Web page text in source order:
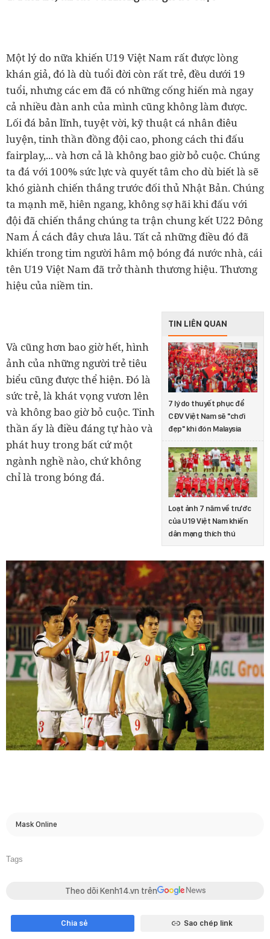
Một lý do nữa khiến U19 Việt Nam rất được lòng
khán giả, đó là dù tuổi đời còn rất trẻ, đều dưới 19
tuổi, nhưng các em đã có những cống hiến mà ngay
cả nhiều đàn anh của mình cũng không làm được.
Lối đá bản lĩnh, tuyệt vời, kỹ thuật cá nhân điêu
luyện, tinh thần đồng đội cao, phong cách thi đấu
fairplay,... và hơn cả là không bao giờ bỏ cuộc. Chúng
ta đá với 100% sức lực và quyết tâm cho dù biết là sẽ
khó giành chiến thắng trước đối thủ Nhật Bản. Chúng
ta mạnh mẽ, hiên ngang, không sợ hãi khi đấu với
đội đã chiến thắng chúng ta trận chung kết U22 Đông
Nam Á cách đây chưa lâu. Tất cả những điều đó đã
khiến trong tim người hâm mộ bóng đá nước nhà, cái
tên U19 Việt Nam đã trở thành thương hiệu. Thương
hiệu của niềm tin.
TIN LIÊN QUAN
7 lý do thuyết phục để
CĐV Việt Nam sẽ "chơi
đẹp" khi đón Malaysia
Loạt ảnh 7 năm về trước
của U19 Việt Nam khiến
dân mạng thích thú
Và cũng hơn bao giờ hết, hình
ảnh của những người trẻ tiêu
biểu cũng được thể hiện. Đó là
sức trẻ, là khát vọng vươn lên
và không bao giờ bỏ cuộc. Tinh
thần ấy là điều đáng tự hào và
phát huy trong bất cứ một
ngành nghề nào, chứ không
chỉ là trong bóng đá.
Mask Online
Tags
Theo dõi Kenh14.vn trên
Chia sẻ Sao chép link